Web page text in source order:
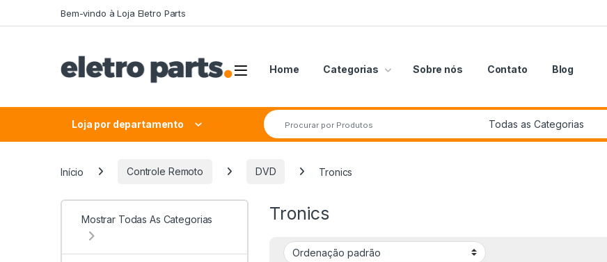
Bem-vindo à Loja Eletro Parts
Home Categorias Sobre nós Contato Blog
Loja por departamento
Procurar por:
Início Controle Remoto DVD Tronics
Tronics
Mostrar Todas As Categorias